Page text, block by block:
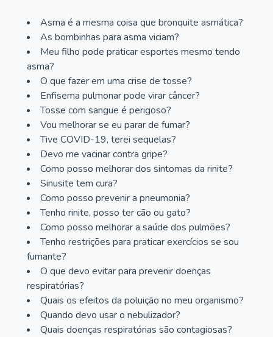
Asma é a mesma coisa que bronquite asmática?
As bombinhas para asma viciam?
Meu filho pode praticar esportes mesmo tendo
asma?
O que fazer em uma crise de tosse?
Enfisema pulmonar pode virar câncer?
Tosse com sangue é perigoso?
Vou melhorar se eu parar de fumar?
Tive COVID-19, terei sequelas?
Devo me vacinar contra gripe?
Como posso melhorar dos sintomas da rinite?
Sinusite tem cura?
Como posso prevenir a pneumonia?
Tenho rinite, posso ter cão ou gato?
Como posso melhorar a saúde dos pulmões?
Tenho restrições para praticar exercícios se sou
fumante?
O que devo evitar para prevenir doenças
respiratórias?
Quais os efeitos da poluição no meu organismo?
Quando devo usar o nebulizador?
Quais doenças respiratórias são contagiosas?